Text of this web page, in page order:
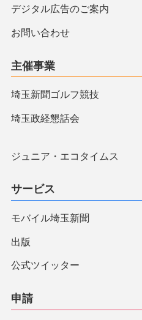
デジタル広告のご案内
お問い合わせ
主催事業
埼玉新聞ゴルフ競技
埼玉政経懇話会
ジュニア・エコタイムス
サービス
モバイル埼玉新聞
出版
公式ツイッター
申請